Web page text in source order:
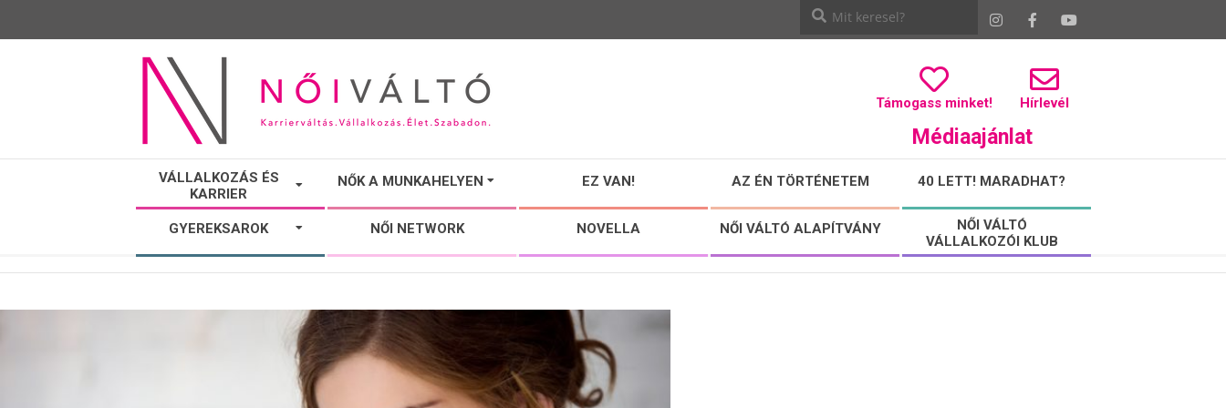
NŐI
VÁLTÓ
Támogass minket! Hírlevél
Médiaajánlat
VÁLLALKOZÁS ÉS
KARRIER
NŐK A MUNKAHELYEN EZ VAN! AZ ÉN TÖRTÉNETEM 40 LETT! MARADHAT?
GYEREKSAROK NŐI NETWORK NOVELLA NŐI VÁLTÓ ALAPÍTVÁNY
NŐI VÁLTÓ
VÁLLALKOZÓI KLUB